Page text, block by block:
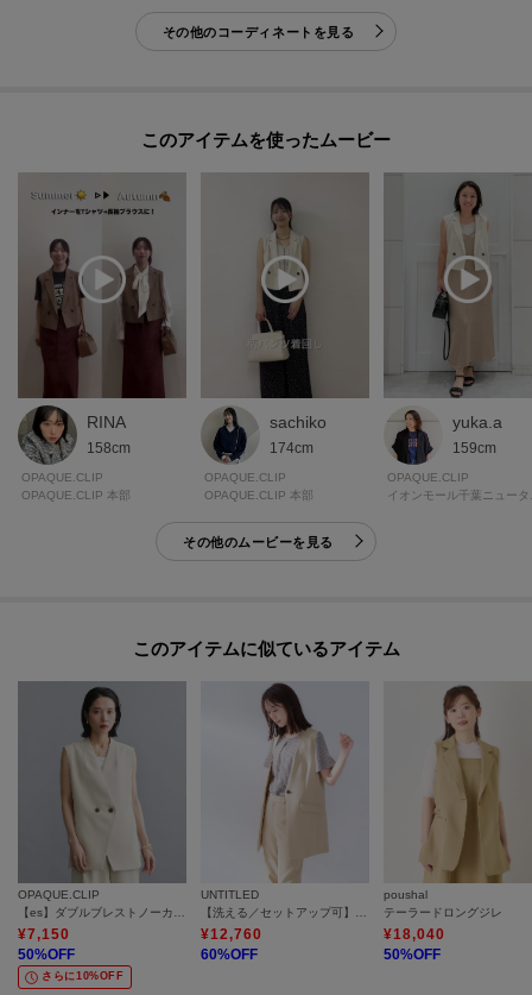
その他のコーディネートを見る
このアイテムを使ったムービー
RINA
158cm
OPAQUE.CLIP
OPAQUE.CLIP 本部
sachiko
174cm
OPAQUE.CLIP
OPAQUE.CLIP 本部
yuka.a
159cm
OPAQUE.CLIP
その他のムービーを見る
このアイテムに似ているアイテム
OPAQUE.CLIP
【es】ダブルブレストノーカラージレ/セットアップ対応可【洗える】
¥7,150
50%OFF
さらに10%OFF
UNTITLED
【洗える／セットアップ可】カラーレスジレ
¥12,760
60%OFF
poushal
テーラードロングジレ
¥18,040
50%OFF